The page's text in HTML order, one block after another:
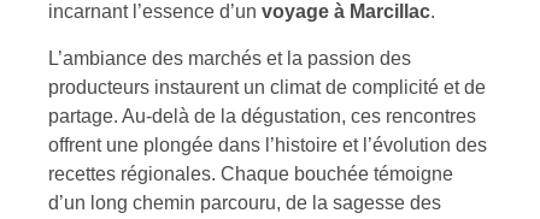
incarnant l’essence d’un voyage à Marcillac.
L’ambiance des marchés et la passion des
producteurs instaurent un climat de complicité et de
partage. Au-delà de la dégustation, ces rencontres
offrent une plongée dans l’histoire et l’évolution des
recettes régionales. Chaque bouchée témoigne
d’un long chemin parcouru, de la sagesse des